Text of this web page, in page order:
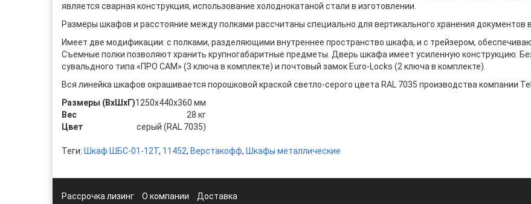
является сварная конструкция, использование холоднокатаной стали в изготовлении.
Размеры шкафов и расстояние между полками рассчитаны специально для вертикального хранения документов
Имеет две модификации: с полками, разделяющими внутреннее пространство шкафа, и с трейзером,
Съемные полки позволяют хранить крупногабаритные предметы. Дверь шкафа имеет усиленную конструкцию.
сувальдного типа «ПРО САМ» (3 ключа в комплекте) и почтовый замок Euro-Locks (2 ключа в комплекте).
Вся линейка шкафов окрашивается порошковой краской светло-серого цвета RAL 7035 производства компании
Размеры (ВхШхГ)1250x440x360 мм
Вес
28 кг
Цвет
серый (RAL 7035)
Теги: Шкаф ШБС-01-12Т, 11452, Верстакофф, Шкафы металлические
Рассрочка лизинг О компании Доставка